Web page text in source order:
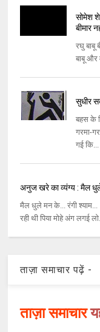
सोमेश
बीमार
रघु बाबू
बाबू और
सुधीर
बहस के
गरमा-
गई कि...
अनुज खरे का व्यंग्य : मैल धुले
मैल धुले मन के... रंगी
रही थी पिया मोहे अंग लगई
ताज़ा समाचार पढ़ें -
ताज़ा समाचार